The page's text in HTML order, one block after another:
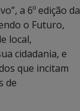
a 6º edição da
o Futuro,
local,
cidadania, e
que incitam
de